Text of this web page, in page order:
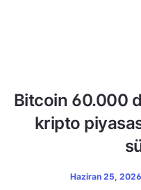
Bitcoin 60.000
kripto
Haziran 25,